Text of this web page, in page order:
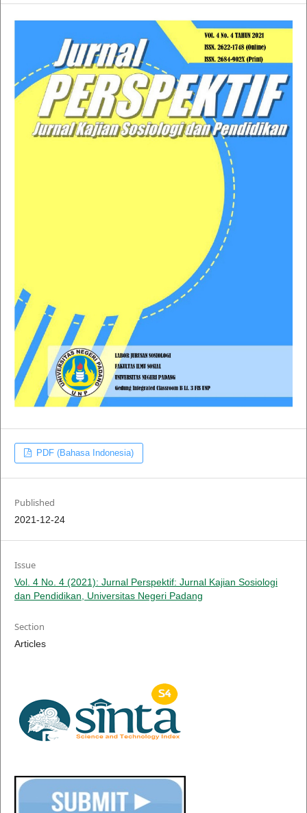
PDF (Bahasa Indonesia)
Published
2021-12-24
Issue
Vol. 4 No. 4 (2021): Jurnal Perspektif: Jurnal Kajian Sosiologi
dan Pendidikan, Universitas Negeri Padang
Section
Articles